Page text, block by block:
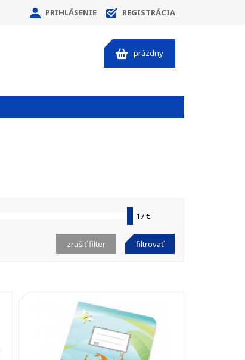
PRIHLÁSENIE REGISTRÁCIA
prázdny
17 €
filtrovať
zrušiť filter